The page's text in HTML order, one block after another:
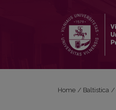
Home / Baltistica /